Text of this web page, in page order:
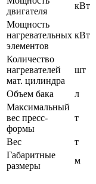
двигателя
кВт
Мощность
нагревательных
элементов
кВт
Количество
нагревателей
мат. цилиндра
шт
Объем бака л
Максимальный
вес пресс-
формы
т
Вес т
Габаритные
размеры
м